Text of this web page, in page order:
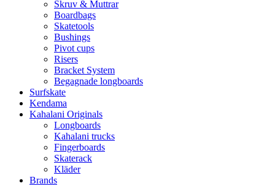
Skruv & Muttrar
Boardbags
Skatetools
Bushings
Pivot cups
Risers
Bracket System
Begagnade longboards
Surfskate
Kendama
Kahalani Originals
Longboards
Kahalani trucks
Fingerboards
Skaterack
Kläder
Brands